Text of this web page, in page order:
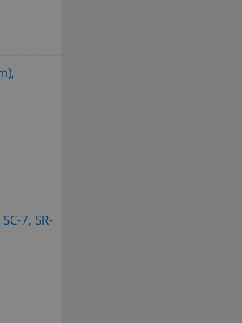
7, SR-